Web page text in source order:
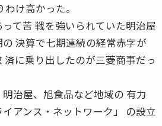
け高かった。
て苦 戦を強いられていた明治屋
決算で七期連続の経常赤字が
に乗り出したのが三菱商事だっ
治屋、旭食品など地域の 有力
アンス・ネットワーク」 の設立